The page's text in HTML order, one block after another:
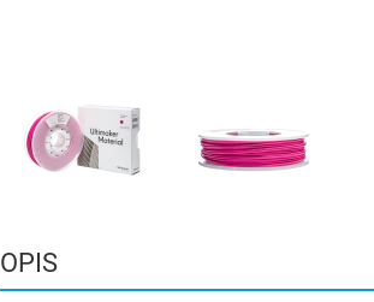
OPIS